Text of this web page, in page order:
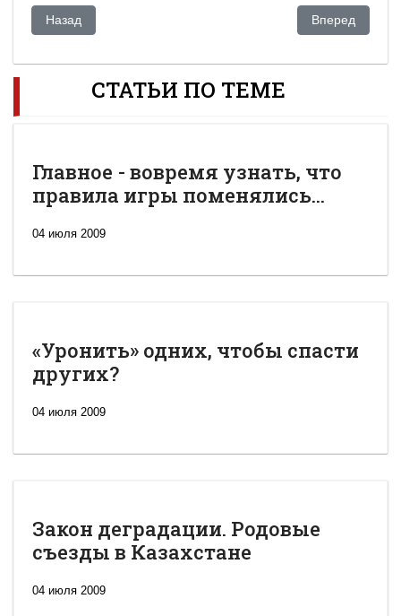
Предыдущий: Скончался осужденный за убийство экс-
Назад Следующий:
Вперед
СТАТЬИ ПО ТЕМЕ
Главное - вовремя узнать, что
правила игры поменялись...
04 июля 2009
«Уронить» одних, чтобы спасти
других?
04 июля 2009
Закон деградации. Родовые
съезды в Казахстане
04 июля 2009